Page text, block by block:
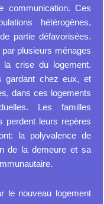
communication. Ces
hétérogènes,
partie défavorisées.
plusieurs ménages
la crise du logement.
gardant chez eux, et
dans ces logements
Les familles
perdent leurs repères
la polyvalence de
de la demeure et sa
le nouveau logement